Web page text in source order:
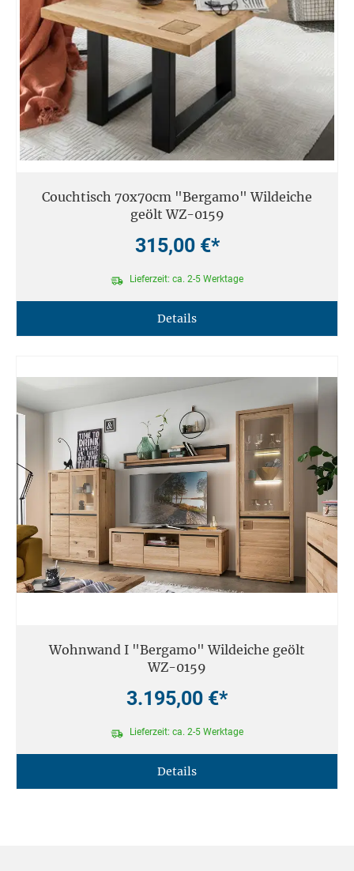
Couchtisch 70x70cm "Bergamo" Wildeiche
geölt WZ-0159
315,00 €*
Lieferzeit: ca. 2-5 Werktage
Details
Wohnwand I "Bergamo" Wildeiche geölt
WZ-0159
3.195,00 €*
Lieferzeit: ca. 2-5 Werktage
Details